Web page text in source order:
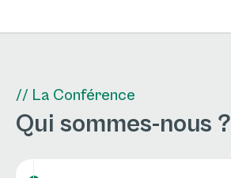
// La Conférence
Qui sommes-nous ?